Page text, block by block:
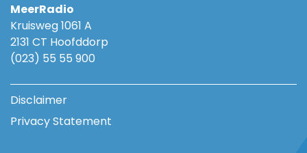
MeerRadio
Kruisweg 1061 A
2131 CT Hoofddorp
(023) 55 55 900
Disclaimer
Privacy Statement